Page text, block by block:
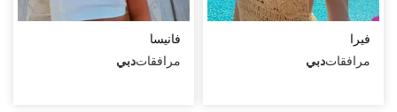
فانيسا
مرافقاتدبي
فيرا
مرافقاتدبي